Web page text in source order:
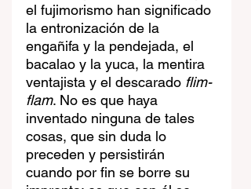
el fujimorismo han significado
la entronización de la
engañifa y la pendejada, el
bacalao y la yuca, la mentira
ventajista y el descarado flim-
flam. No es que haya
inventado ninguna de tales
cosas, que sin duda lo
preceden y persistirán
cuando por fin se borre su